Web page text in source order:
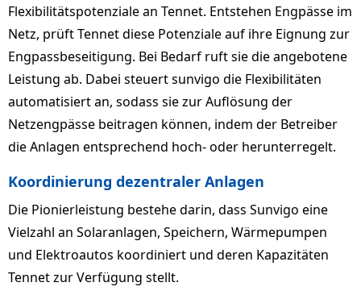
Flexibilitätspotenziale an Tennet. Entstehen Engpässe im
Netz, prüft Tennet diese Potenziale auf ihre Eignung zur
Engpassbeseitigung. Bei Bedarf ruft sie die angebotene
Leistung ab. Dabei steuert sunvigo die Flexibilitäten
automatisiert an, sodass sie zur Auflösung der
Netzengpässe beitragen können, indem der Betreiber
die Anlagen entsprechend hoch- oder herunterregelt.
Koordinierung dezentraler Anlagen
Die Pionierleistung bestehe darin, dass Sunvigo eine
Vielzahl an Solaranlagen, Speichern, Wärmepumpen
und Elektroautos koordiniert und deren Kapazitäten
Tennet zur Verfügung stellt.